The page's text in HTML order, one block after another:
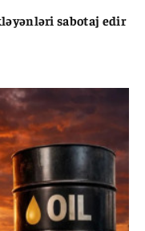
sabotaj edir